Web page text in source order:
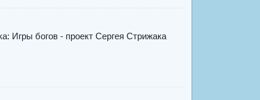
Игры богов - проект Сергея Стрижака